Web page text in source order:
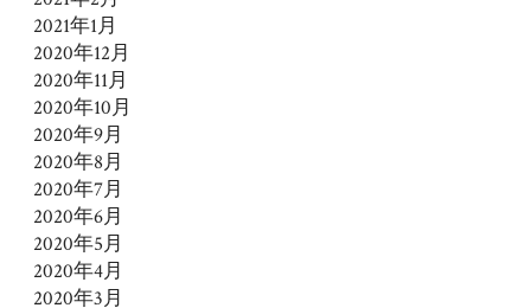
2021年1月
2020年12月
2020年11月
2020年10月
2020年9月
2020年8月
2020年7月
2020年6月
2020年5月
2020年4月
2020年3月